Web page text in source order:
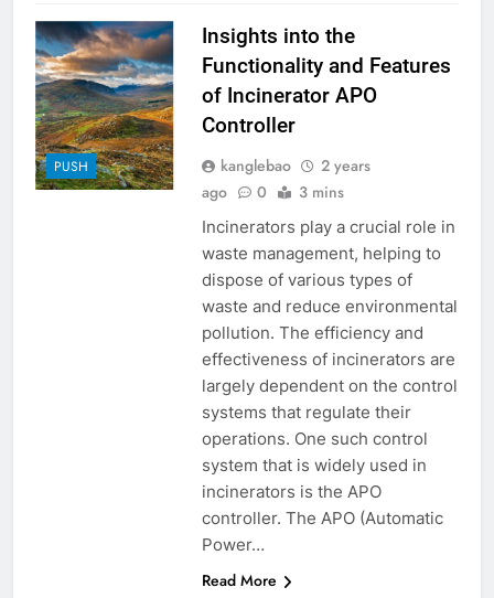
PUSH
Insights into the
Functionality and Features
of Incinerator APO
Controller
kanglebao
2 years
ago
0 3 mins
Incinerators play a crucial role in
waste management, helping to
dispose of various types of
waste and reduce environmental
pollution. The efficiency and
effectiveness of incinerators are
largely dependent on the control
systems that regulate their
operations. One such control
system that is widely used in
incinerators is the APO
controller. The APO (Automatic
Power…
Read More